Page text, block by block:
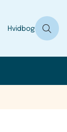
Hvidbog